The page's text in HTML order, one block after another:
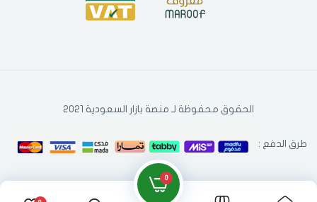
الحقوق محفوظة لـ منصة بازار السعودية 2021
طرق الدفع :
0